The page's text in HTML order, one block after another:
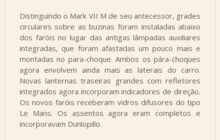
Distinguindo o Mark VII M de seu antecessor, grades
circulares sobre as buzinas foram instaladas abaixo
dos faróis no lugar das antigas lâmpadas auxiliares
integradas, que foram afastadas um pouco mais e
montadas no para-choque. Ambos os pára-choques
agora envolvem ainda mais as laterais do carro.
Novas lanternas traseiras grandes com refletores
integrados agora incorporam indicadores de direção.
Os novos faróis receberam vidros difusores do tipo
Le Mans. Os assentos agora eram completos e
incorporavam Dunlopillo.